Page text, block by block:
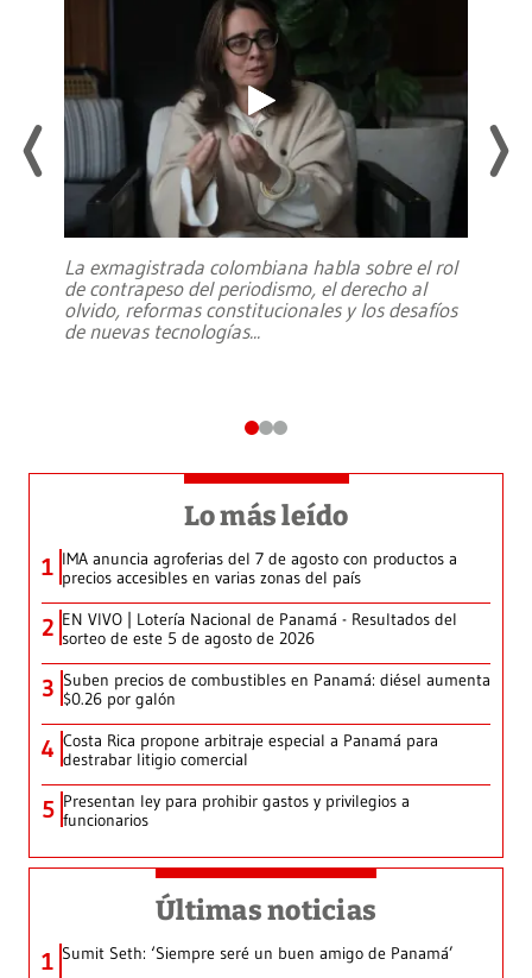
La exmagistrada colombiana habla sobre el rol
de contrapeso del periodismo, el derecho al
olvido, reformas constitucionales y los desafíos
de nuevas tecnologías...
Lo más leído
1 IMA anuncia agroferias del 7 de agosto con productos a
precios accesibles en varias zonas del país
2 EN VIVO | Lotería Nacional de Panamá - Resultados del
sorteo de este 5 de agosto de 2026
3 Suben precios de combustibles en Panamá: diésel aumenta
$0.26 por galón
4 Costa Rica propone arbitraje especial a Panamá para
destrabar litigio comercial
5 Presentan ley para prohibir gastos y privilegios a
funcionarios
Últimas noticias
1 Sumit Seth: ‘Siempre seré un buen amigo de Panamá’